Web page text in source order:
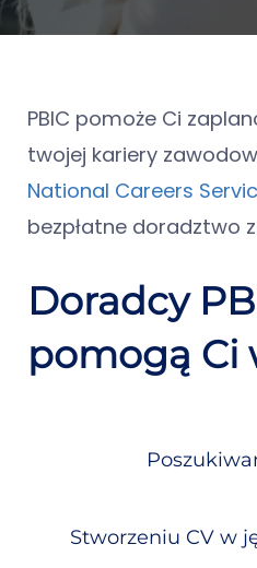
PBIC pomoże Ci
twojej kariery
National Careers
bezpłatne doradztwo
Doradcy
pomogą Ci
Stworzeniu CV w